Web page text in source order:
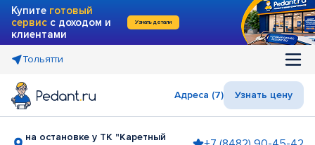
Купите готовый
сервис с доходом и
клиентами
Узнать детали
Тольятти
Адреса (7) Узнать цену
на остановке у ТК "Каретный